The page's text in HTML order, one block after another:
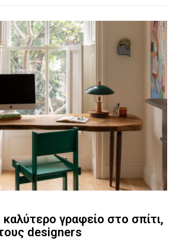
καλύτερο γραφείο στο σπίτι,
designers